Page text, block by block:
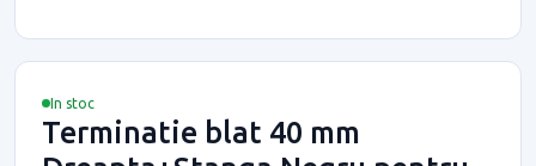
In stoc
Terminatie blat 40 mm